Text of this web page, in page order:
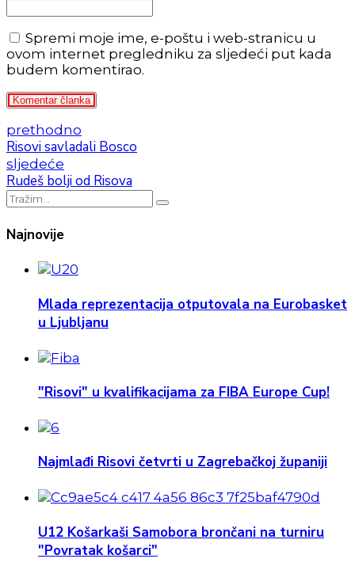
Spremi moje ime, e-poštu i web-stranicu u
ovom internet pregledniku za sljedeći put kada
budem komentirao.
Komentar članka
prethodno
Risovi savladali Bosco
sljedeće
Rudeš bolji od Risova
Najnovije
Mlada reprezentacija otputovala na Eurobasket
u Ljubljanu
"Risovi" u kvalifikacijama za FIBA Europe Cup!
Najmlađi Risovi četvrti u Zagrebačkoj županiji
U12 Košarkaši Samobora brončani na turniru
"Povratak košarci"